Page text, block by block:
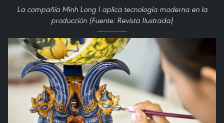
La compañía Minh Long I aplica tecnología moderna en la
producción (Fuente: Revista Ilustrada)